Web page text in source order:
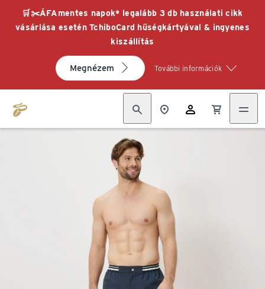
🛒✂️ÁFAmentes napok* legalább 3 db használati cikk
vásárlása esetén TchiboCard hűségkártyával & ingyenes
kiszállítás
Megnézem További információk